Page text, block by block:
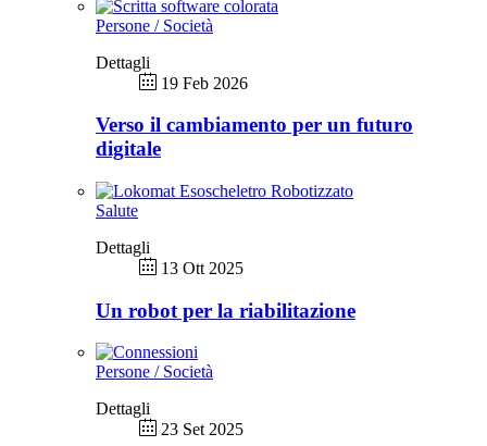
Persone / Società
Dettagli
19 Feb 2026
Verso il cambiamento per un futuro
digitale
Salute
Dettagli
13 Ott 2025
Un robot per la riabilitazione
Persone / Società
Dettagli
23 Set 2025